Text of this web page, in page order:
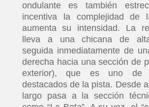
ondulante es también
incentiva la complejidad de
aumenta su intensidad. La
lleva a una chicana de
seguida inmediatamente de
derecha hacia una sección de
exterior), que es uno de
destacados de la pista. Desde
largo pasa a la sección